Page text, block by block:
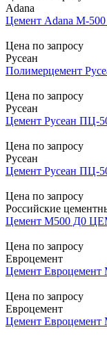
Adana
Цемент Adana М-
Цена по запросу
Русеан
Полимерцемент
Цена по запросу
Русеан
Цемент Русеан ПЦ-
Цена по запросу
Русеан
Цемент Русеан ПЦ-
Цена по запросу
Российские
Цемент М500 Д0
Цена по запросу
Евроцемент
Цемент
Цена по запросу
Евроцемент
Цемент